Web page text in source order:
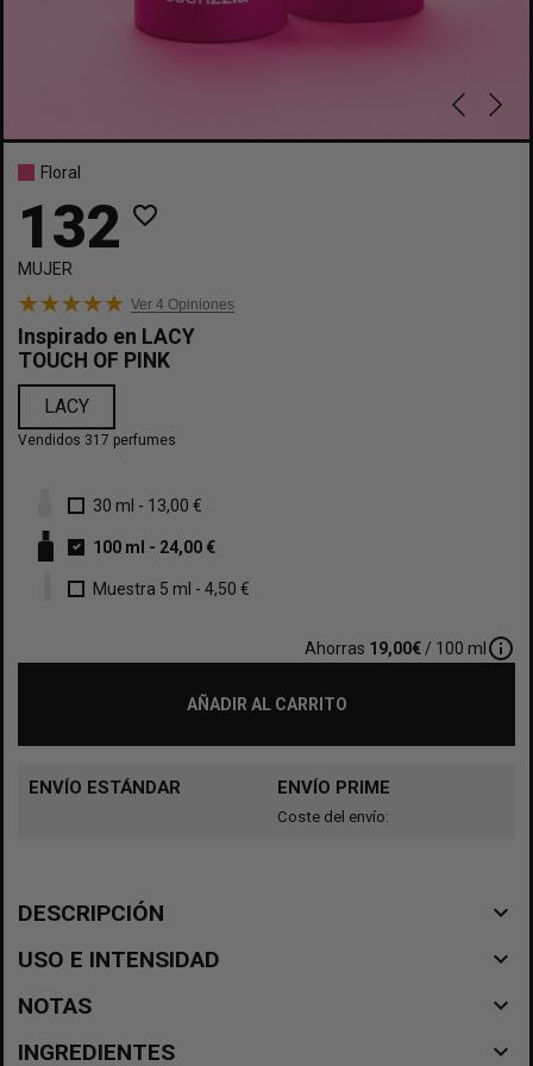
Floral
132 favorite_border
MUJER
Ver 4 Opiniones
Inspirado en LACY
TOUCH OF PINK
LACY
Vendidos 317 perfumes
30 ml - 13,00 €
100 ml - 24,00 €
Muestra 5 ml - 4,50 €
Ahorras 19,00€ / 100 mlinfo_outline
AÑADIR AL CARRITO
ENVÍO ESTÁNDAR ENVÍO PRIME
Coste del envío:
DESCRIPCIÓN navigate_before
USO E INTENSIDAD navigate_before
NOTAS navigate_before
INGREDIENTES navigate_before